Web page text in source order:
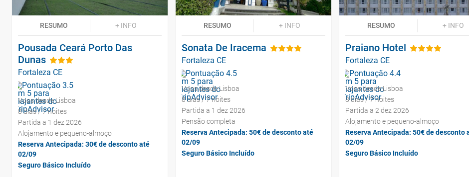
RESUMO + INFO
Pousada Ceará Porto Das
Dunas
Fortaleza CE
Voos desde Lisboa
8 dias / 7 noites
Partida a 1 dez 2026
Alojamento e pequeno-almoço
Reserva Antecipada: 30€ de desconto até
02/09
Seguro Básico Incluído
RESUMO + INFO
Sonata De Iracema
Fortaleza CE
Voos desde Lisboa
8 dias / 7 noites
Partida a 1 dez 2026
Pensão completa
Reserva Antecipada: 50€ de desconto até
02/09
Seguro Básico Incluído
RESUMO + INFO
Praiano Hotel
Fortaleza CE
Voos desde Lisboa
8 dias / 7 noites
Partida a 2 dez 2026
Alojamento e pequeno-almoço
Reserva Antecipada: 50€ de desconto
02/09
Seguro Básico Incluído